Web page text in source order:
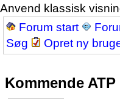
Anvend klassisk
Forum start
Søg
Opret ny
Kommende